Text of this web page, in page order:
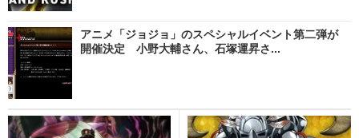
アニメ「ジョジョ」のスペシャルイベント第二弾が
開催決定 小野大輔さん、石塚運昇さ...